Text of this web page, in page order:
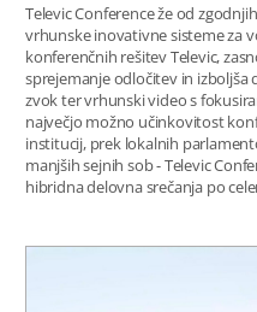
Televic Conference že od
vrhunske inovativne sisteme za
konferenčnih rešitev Televic,
sprejemanje odločitev in izboljša
zvok ter vrhunski video s
največjo možno učinkovitost
institucij, prek lokalnih
manjših sejnih sob - Televic
hibridna delovna srečanja po